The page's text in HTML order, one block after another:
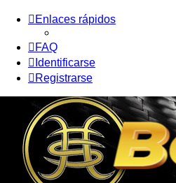
Enlaces rápidos
FAQ
Identificarse
Registrarse